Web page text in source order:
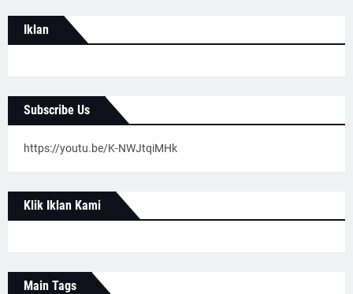
Iklan
Subscribe Us
https://youtu.be/K-NWJtqiMHk
Klik Iklan Kami
Main Tags